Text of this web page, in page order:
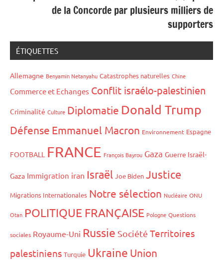
de la Concorde par plusieurs milliers de
supporters
ÉTIQUETTES
Allemagne Benyamin Netanyahu Catastrophes naturelles Chine
Commerce et Echanges Conflit israélo-palestinien
Criminalité Culture Diplomatie Donald Trump
Défense Emmanuel Macron Environnement Espagne
FOOTBALL FRANCE François Bayrou Gaza Guerre Israël-
Gaza Immigration iran Israël Joe Biden Justice
Migrations Internationales Notre sélection Nucléaire ONU
Otan POLITIQUE FRANÇAISE Pologne Questions
sociales Royaume-Uni Russie Société Territoires
palestiniens Turquie Ukraine Union